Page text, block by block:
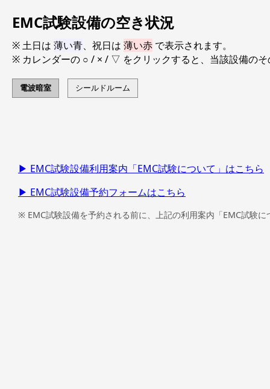
EMC試験設備の空き状況
※ 土日は 薄い青、祝日は 薄い赤 で表示されます。
※ カレンダーの ○ / × / ▽ をクリックすると、当該設備の
電波暗室 シールドルーム
▶ EMC試験設備利用案内「EMC試験について」はこちら
▶ EMC試験設備予約フォームはこちら
※ EMC試験設備を予約される前に、上記の利用案内「EMC試験